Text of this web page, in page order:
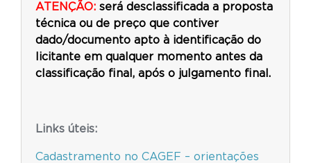
ATENÇÃO: será desclassificada a proposta
técnica ou de preço que contiver
dado/documento apto à identificação do
licitante em qualquer momento antes da
classificação final, após o julgamento final.
Links úteis:
Cadastramento no CAGEF – orientações